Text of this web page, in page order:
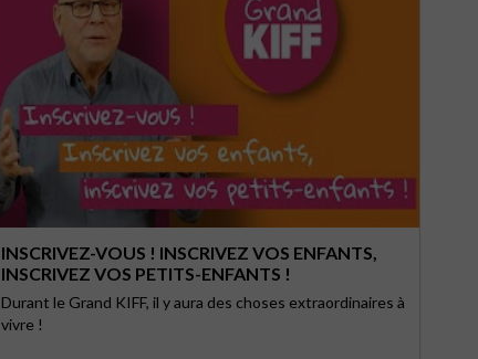
INSCRIVEZ-VOUS ! INSCRIVEZ VOS ENFANTS,
INSCRIVEZ VOS PETITS-ENFANTS !
Durant le Grand KIFF, il y aura des choses extraordinaires à
vivre !